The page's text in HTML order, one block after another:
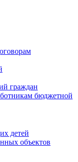
граждан
бюджетной
детей
объектов